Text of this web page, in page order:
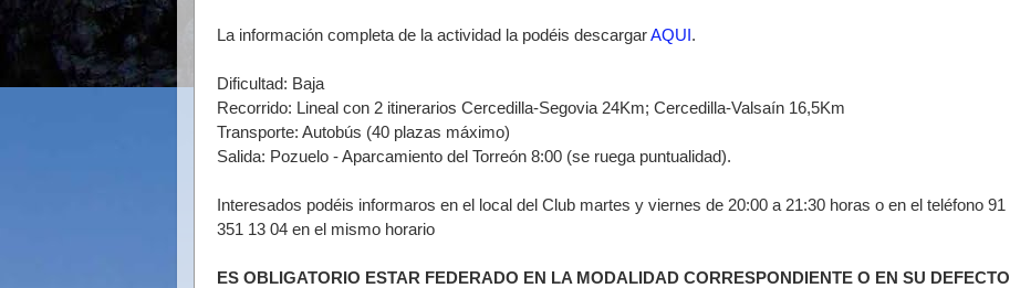
La información completa de la actividad la podéis descargarAQUI.
Dificultad: Baja
Recorrido: Lineal con 2 itinerarios Cercedilla-Segovia 24Km; Cercedilla-Valsaín 16,5Km
Transporte: Autobús (40 plazas máximo)
Salida: Pozuelo - Aparcamiento del Torreón 8:00 (se ruega puntualidad).
Interesados podéis informaros en el local del Club martes y viernes de 20:00 a 21:30 horas o en el teléfono 91
351 13 04 en el mismo horario
ES OBLIGATORIO ESTAR FEDERADO EN LA MODALIDAD CORRESPONDIENTE O EN SU DEFECTO